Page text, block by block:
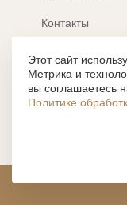
Контакты
Электронные
Все содержание,
https://clever-style.ru,
графикой,
объектами
письменного
влечет наложение
законодательством
Этот сайт
Метрика и
вы соглашаетесь
Политике